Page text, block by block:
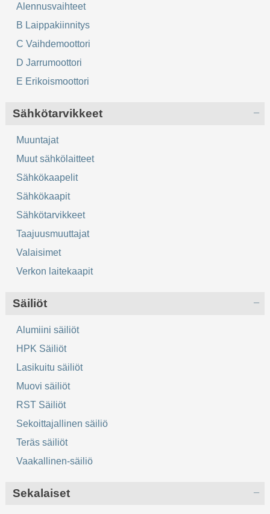
Alennusvaihteet
B Laippakiinnitys
C Vaihdemoottori
D Jarrumoottori
E Erikoismoottori
Sähkötarvikkeet
Muuntajat
Muut sähkölaitteet
Sähkökaapelit
Sähkökaapit
Sähkötarvikkeet
Taajuusmuuttajat
Valaisimet
Verkon laitekaapit
Säiliöt
Alumiini säiliöt
HPK Säiliöt
Lasikuitu säiliöt
Muovi säiliöt
RST Säiliöt
Sekoittajallinen säiliö
Teräs säiliöt
Vaakallinen-säiliö
Sekalaiset